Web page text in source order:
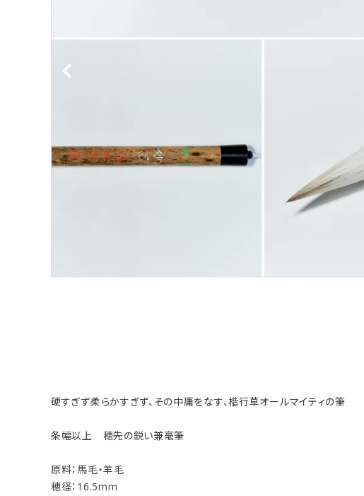
ご利用ガイド
お問い合わせ
硬すぎず柔らかすぎず、その中庸をなす、楷行草オールマイティの筆
条幅以上 穂先の鋭い兼毫筆
原料：馬毛・羊毛
穂径：16.5mm